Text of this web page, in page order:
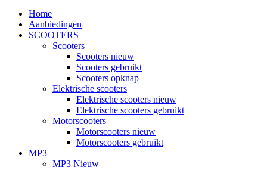
Home
Aanbiedingen
SCOOTERS
Scooters
Scooters nieuw
Scooters gebruikt
Scooters opknap
Elektrische scooters
Elektrische scooters nieuw
Elektrische scooters gebruikt
Motorscooters
Motorscooters nieuw
Motorscooters gebruikt
MP3
MP3 Nieuw